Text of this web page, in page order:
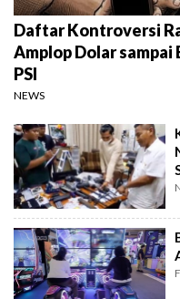
Daftar Kontroversi
Amplop Dolar
PSI
NEWS